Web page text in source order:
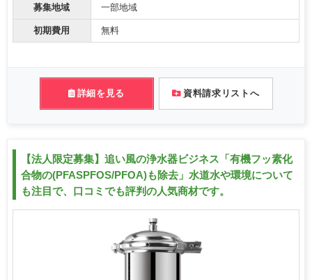
募集地域 一部地域
初期費用 無料
詳細を見る 資料請求リストへ
【法人限定募集】追い風の浄水器ビジネス「有機フッ素化
合物の(PFASPFOS/PFOA)も除去」水道水や環境について
も注目で、口コミでも評判の人気商材です。